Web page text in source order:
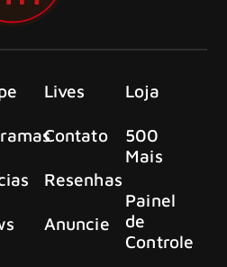
Lives
Contato
Resenhas
Anuncie
Loja
500
Mais
Painel
de
Controle